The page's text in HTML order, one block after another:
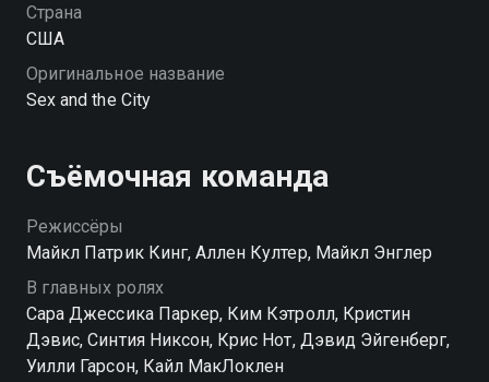
Страна
США
Оригинальное название
Sex and the City
Съёмочная команда
Режиссёры
Майкл Патрик Кинг, Аллен Култер, Майкл Энглер
В главных ролях
Сара Джессика Паркер, Ким Кэтролл, Кристин
Дэвис, Синтия Никсон, Крис Нот, Дэвид Эйгенберг,
Уилли Гарсон, Кайл МакЛоклен